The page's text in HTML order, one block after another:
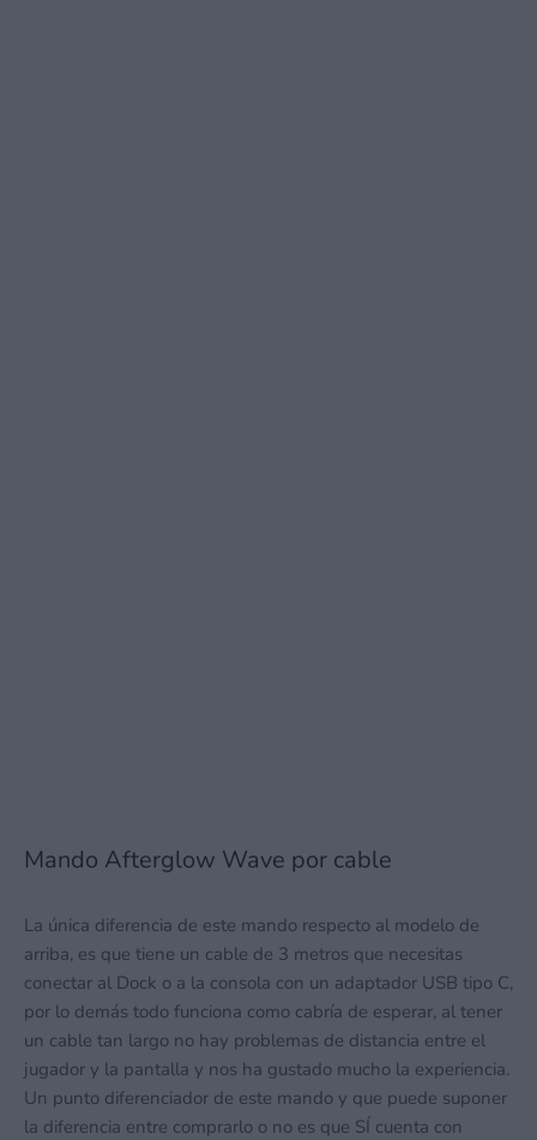
Mando Afterglow Wave por cable
La única diferencia de este mando respecto al modelo de
arriba, es que tiene un cable de 3 metros que necesitas
conectar al Dock o a la consola con un adaptador USB tipo C,
por lo demás todo funciona como cabría de esperar, al tener
un cable tan largo no hay problemas de distancia entre el
jugador y la pantalla y nos ha gustado mucho la experiencia.
Un punto diferenciador de este mando y que puede suponer
la diferencia entre comprarlo o no es que SÍ cuenta con